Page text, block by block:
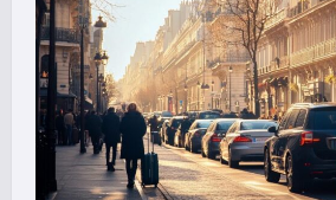
les
gourmandises
glacées
à
prévoir
pour
les
beaux
jours